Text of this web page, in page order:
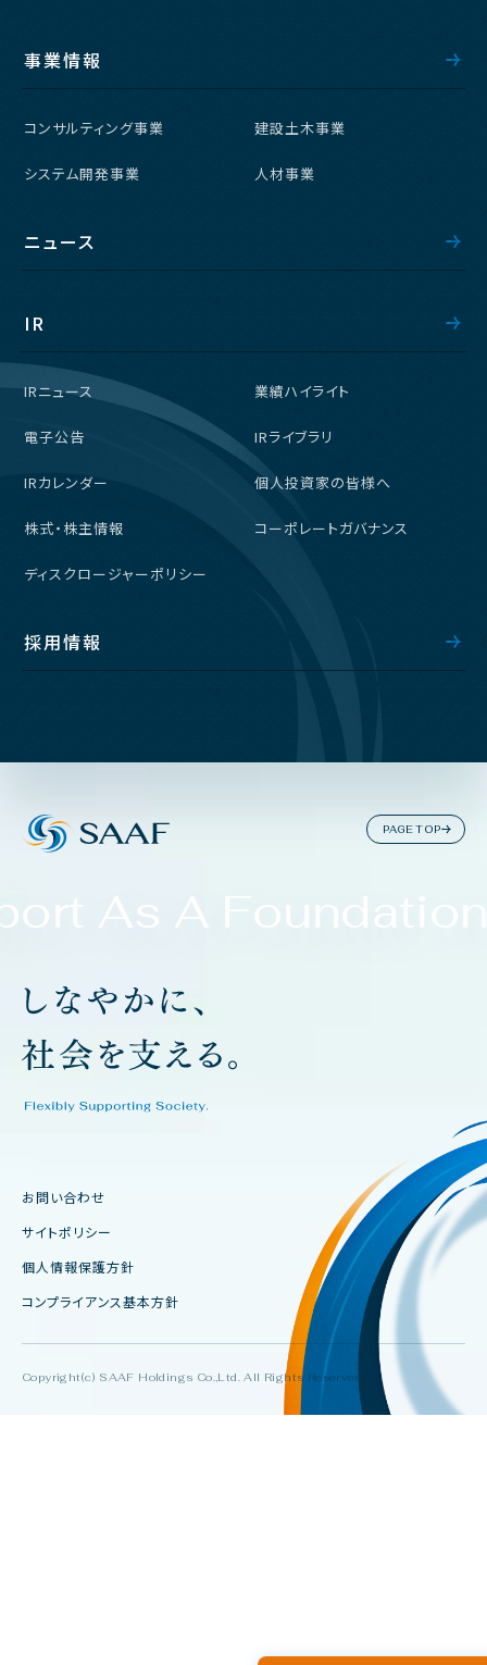
事業情報
コンサルティング事業 建設土木事業
システム開発事業 人材事業
ニュース
IR
IRニュース 業績ハイライト
電子公告 IRライブラリ
IRカレンダー 個人投資家の皆様へ
株式・株主情報 コーポレートガバナンス
ディスクロージャーポリシー
採用情報
PAGE TOP
As A
お問い合わせ
サイトポリシー
個人情報保護方針
コンプライアンス基本方針
Copyright(c) SAAF Holdings Co.,Ltd. All Rights Reserved.